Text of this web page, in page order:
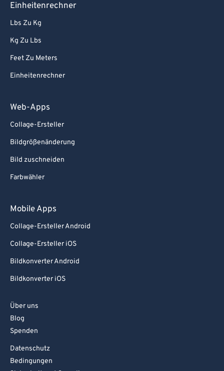
Einheitenrechner
Lbs Zu Kg
Kg Zu Lbs
Feet Zu Meters
Einheitenrechner
Web-Apps
Collage-Ersteller
Bildgrößenänderung
Bild zuschneiden
Farbwähler
Mobile Apps
Collage-Ersteller Android
Collage-Ersteller iOS
Bildkonverter Android
Bildkonverter iOS
Über uns
Blog
Spenden
Datenschutz
Bedingungen